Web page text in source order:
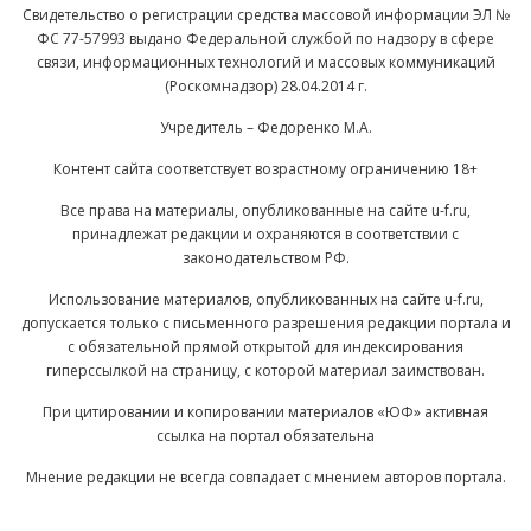
Свидетельство о регистрации средства массовой информации ЭЛ №
ФС 77-57993 выдано Федеральной службой по надзору в сфере
связи, информационных технологий и массовых коммуникаций
(Роскомнадзор) 28.04.2014 г.
Учредитель – Федоренко М.А.
Контент сайта соответствует возрастному ограничению 18+
Все права на материалы, опубликованные на сайте u-f.ru,
принадлежат редакции и охраняются в соответствии с
законодательством РФ.
Использование материалов, опубликованных на сайте u-f.ru,
допускается только с письменного разрешения редакции портала и
с обязательной прямой открытой для индексирования
гиперссылкой на страницу, с которой материал заимствован.
При цитировании и копировании материалов «ЮФ» активная
ссылка на портал обязательна
Мнение редакции не всегда совпадает с мнением авторов портала.